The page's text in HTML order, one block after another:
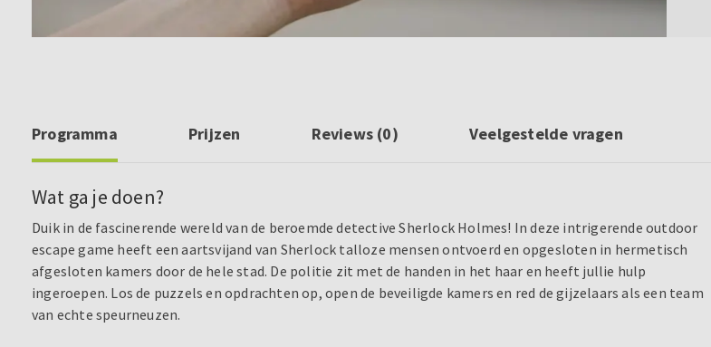
Programma Prijzen Reviews (0) Veelgestelde vragen
Wat ga je doen?
Duik in de fascinerende wereld van de beroemde detective Sherlock Holmes! In deze intrigerende outdoor
escape game heeft een aartsvijand van Sherlock talloze mensen ontvoerd en opgesloten in hermetisch
afgesloten kamers door de hele stad. De politie zit met de handen in het haar en heeft jullie hulp
ingeroepen. Los de puzzels en opdrachten op, open de beveiligde kamers en red de gijzelaars als een team
van echte speurneuzen.